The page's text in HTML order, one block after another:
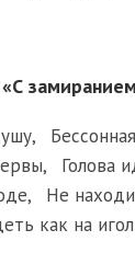
,
, Голова
, Не
как на